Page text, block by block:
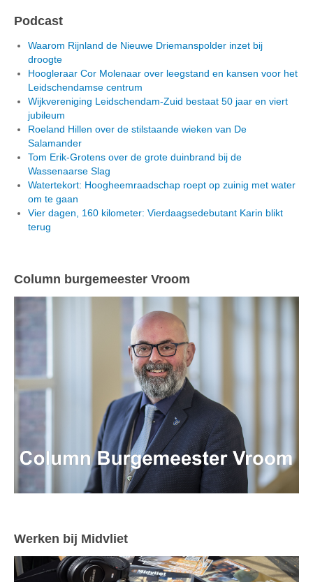
Podcast
Waarom Rijnland de Nieuwe Driemanspolder inzet bij
droogte
Hoogleraar Cor Molenaar over leegstand en kansen voor het
Leidschendamse centrum
Wijkvereniging Leidschendam-Zuid bestaat 50 jaar en viert
jubileum
Roeland Hillen over de stilstaande wieken van De
Salamander
Tom Erik-Grotens over de grote duinbrand bij de
Wassenaarse Slag
Watertekort: Hoogheemraadschap roept op zuinig met water
om te gaan
Vier dagen, 160 kilometer: Vierdaagsedebutant Karin blikt
terug
Column burgemeester Vroom
Werken bij Midvliet